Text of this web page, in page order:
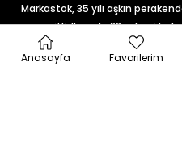
Markastok, 35 yılı aşkın
çeşitli illerinde 22 şubesi
tarafından
Anasayfa
Favorilerim